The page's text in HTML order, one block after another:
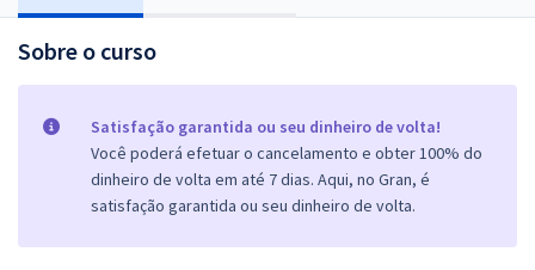
Sobre o curso
Satisfação garantida ou seu dinheiro de volta!
Você poderá efetuar o cancelamento e obter 100% do
dinheiro de volta em até 7 dias. Aqui, no Gran, é
satisfação garantida ou seu dinheiro de volta.